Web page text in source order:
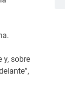
y, sobre